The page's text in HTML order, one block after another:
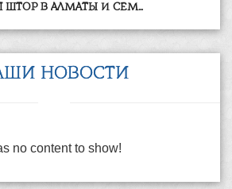
ШТОР В АЛМАТЫ И СЕМ...
НОВОСТИ
no content to show!